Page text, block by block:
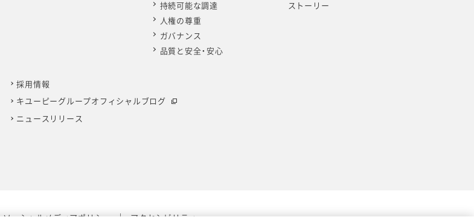
持続可能な調達
人権の尊重
ガバナンス
品質と安全・安心
ストーリー
採用情報
キユーピーグループオフィシャルブログ
ニュースリリース